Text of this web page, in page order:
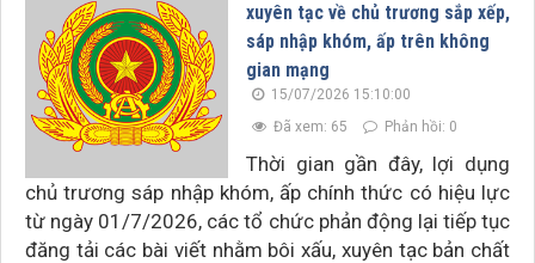
xuyên tạc về chủ trương sắp xếp,
sáp nhập khóm, ấp trên không
gian mạng
15/07/2026 15:10:00
Đã xem: 65
Phản hồi: 0
Thời gian gần đây, lợi dụng
chủ trương sáp nhập khóm, ấp chính thức có hiệu lực
từ ngày 01/7/2026, các tổ chức phản động lại tiếp tục
đăng tải các bài viết nhằm bôi xấu, xuyên tạc bản chất